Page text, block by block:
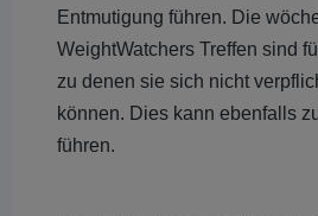
Entmutigung führen. Die
WeightWatchers Treffen sind
zu denen sie sich nicht
können. Dies kann ebenfalls
führen.